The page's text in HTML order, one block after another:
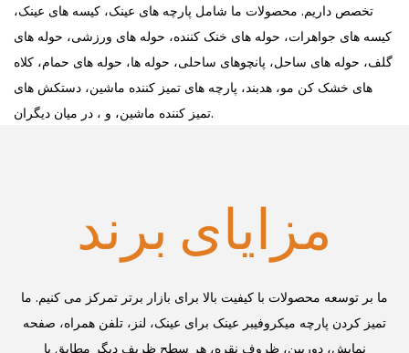
تخصص داریم. محصولات ما شامل پارچه های عینک، کیسه های عینک،
کیسه های جواهرات، حوله های خنک کننده، حوله های ورزشی، حوله های
گلف، حوله های ساحل، پانچوهای ساحلی، حوله ها، حوله های حمام، کلاه
های خشک کن مو، هدبند، پارچه های تمیز کننده ماشین، دستکش های
تمیز کننده ماشین، و ، در میان دیگران.
مزایای برند
ما بر توسعه محصولات با کیفیت بالا برای بازار برتر تمرکز می کنیم. ما
تمیز کردن پارچه میکروفیبر عینک برای عینک، لنز، تلفن همراه، صفحه
نمایش، دوربین، ظروف نقره، هر سطح ظریف دیگر مطابق با